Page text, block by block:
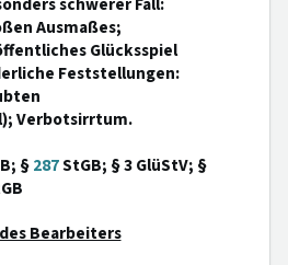
Ausmaßes;
Glücksspiel
Feststellungen:
Verbotsirrtum.
§287StGB; § 3 GlüStV; §
Bearbeiters